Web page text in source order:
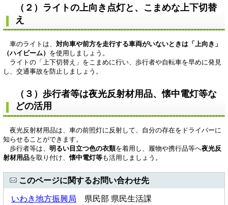
（２）ライトの上向き点灯と、こまめな上下切替
え
車のライトは、 対向車や前方を走行する車両がいないときは「上向き」
（ハイビーム） を使用しましょう。
ライトの「上下切替え」をこまめに行い、歩行者や自転車を早めに発見
し、交通事故を防止しましょう。
（３）歩行者等は夜光反射材用品、懐中電灯等な
どの活用
夜光反射材用品は、車の前照灯に反射して、自分の存在をドライバーに
知らせることができます。
歩行者等は、 明るい目立つ色の衣類を着用し、履物や携行品等へ夜光反
射材用品を取り付け、懐中電灯等も活用しましょう。
このページに関するお問い合わせ先
いわき地方振興局 県民部 県民生活課